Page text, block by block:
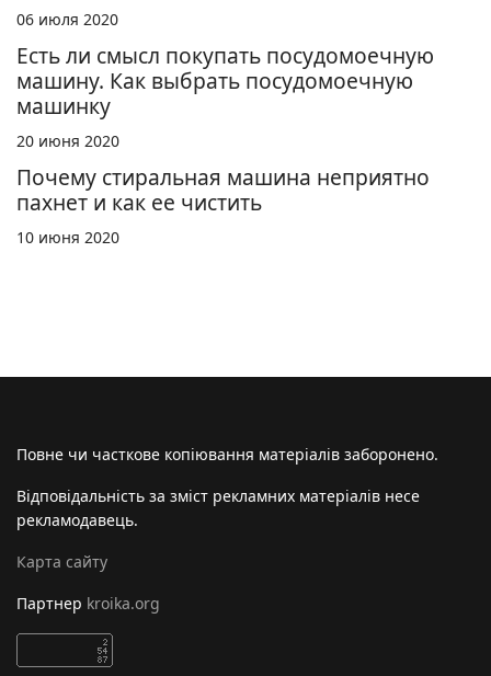
06 июля 2020
Есть ли смысл покупать посудомоечную
машину. Как выбрать посудомоечную
машинку
20 июня 2020
Почему стиральная машина неприятно
пахнет и как ее чистить
10 июня 2020
Повне чи часткове копіювання матеріалів заборонено.
Відповідальність за зміст рекламних матеріалів несе
рекламодавець.
Карта сайту
Партнер kroika.org